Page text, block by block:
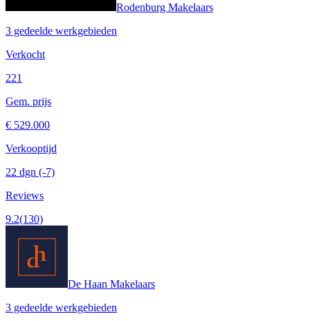
Rodenburg Makelaars
3 gedeelde werkgebieden
Verkocht
221
Gem. prijs
€ 529.000
Verkooptijd
22 dgn (-7)
Reviews
9.2(130)
De Haan Makelaars
3 gedeelde werkgebieden